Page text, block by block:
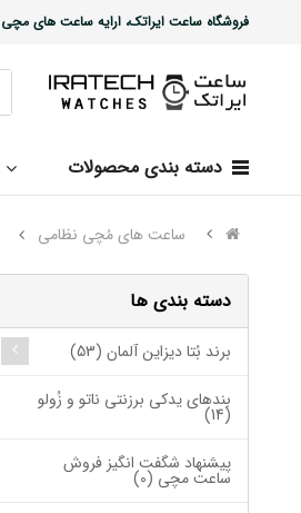
فروشگاه ساعت ایراتک، ارایه ساعت های مچی
دسته بندی محصولات
ساعت های مُچی نظامی
دسته بندی ها
برند بُتا دیزاین آلمان (53)
بندهای یدکی برزنتی ناتو و زُولو
(14)
پیشنهاد شگفت انگیز فروش
ساعت مچی (0)